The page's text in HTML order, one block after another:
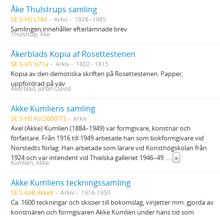
Åke Thulstrups samling
SE S-HS L184 Arkiv 1928--1985
Samlingen innehåller efterlämnade brev
Thulstrup, Åke
Åkerblads Kopia af Rosettestenen
SE S-HS N71a Arkiv 1802 - 1815
Kopia av den demotiska skriften på Rosettestenen. Papper,
uppfordrad på väv
Åkerblad, Johan David
Akke Kumliens samling
SE S-HS Acc2000/73 Arkiv
Axel (Akke) Kumlien (1884–1949) var formgivare, konstnär och
författare. Från 1916 till 1949 arbetade han som bokformgivare vid
Norstedts förlag. Han arbetade som lärare vid Konsthögskolan från
1924 och var intendent vid Thielska galleriet 1946–49. ... »
Kumlien, Akke
Akke Kumliens teckningssamling
SE S-KoB AkkeK Arkiv 1916-1950
Ca. 1600 teckningar och skisser till bokomslag, vinjetter mm. gjorda av
konstnären och formgivaren Akke Kumlien under hans tid som